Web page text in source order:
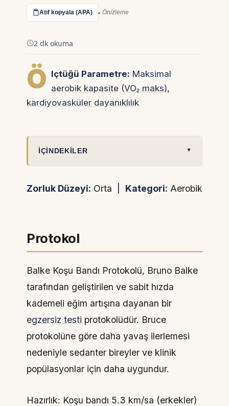
Atıf kopyala (APA) Önizleme
2 dk okuma
Ö lçtüğü Parametre: Maksimal
aerobik kapasite (VO₂ maks),
kardiyovasküler dayanıklılık
İÇINDEKILER
Zorluk Düzeyi: Orta | Kategori: Aerobik
Protokol
Balke Koşu Bandı Protokolü, Bruno Balke
tarafından geliştirilen ve sabit hızda
kademeli eğim artışına dayanan bir
egzersiz testi protokolüdür. Bruce
protokolüne göre daha yavaş ilerlemesi
nedeniyle sedanter bireyler ve klinik
popülasyonlar için daha uygundur.
Hazırlık: Koşu bandı 5.3 km/sa (erkekler)